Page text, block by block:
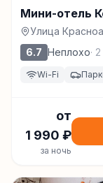
Мини-отель
Улица
6.7 Неплохо· 2
Wi-Fi
от
1 990 ₽
за ночь